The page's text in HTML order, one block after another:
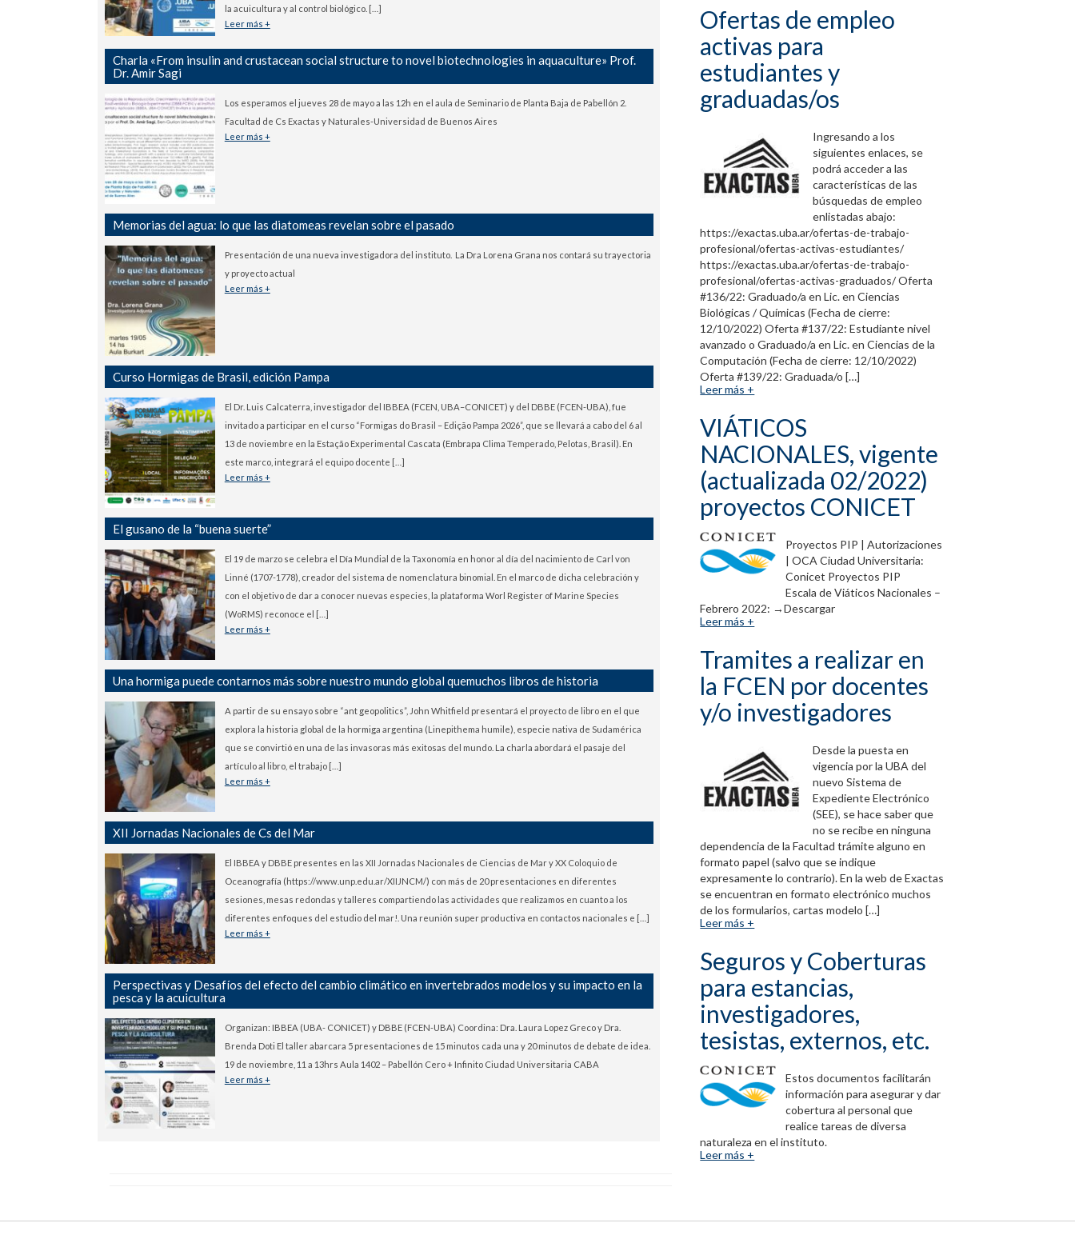
la acuicultura y al control biológico. […]
Leer más +
Charla «From insulin and crustacean social structure to novel biotechnologies in aquaculture» Prof.
Dr. Amir Sagi
Los esperamos el jueves 28 de mayo a las 12h en el aula de Seminario de Planta Baja de Pabellón 2.
Facultad de Cs Exactas y Naturales-Universidad de Buenos Aires
Leer más +
Memorias del agua: lo que las diatomeas revelan sobre el pasado
Presentación de una nueva investigadora del instituto. La Dra Lorena Grana nos contará su trayectoria
y proyecto actual
Leer más +
Curso Hormigas de Brasil, edición Pampa
El Dr. Luis Calcaterra, investigador del IBBEA (FCEN, UBA–CONICET) y del DBBE (FCEN-UBA), fue
invitado a participar en el curso “Formigas do Brasil – Edição Pampa 2026”, que se llevará a cabo del 6 al
13 de noviembre en la Estação Experimental Cascata (Embrapa Clima Temperado, Pelotas, Brasil). En
este marco, integrará el equipo docente […]
Leer más +
El gusano de la “buena suerte”
El 19 de marzo se celebra el Día Mundial de la Taxonomía en honor al día del nacimiento de Carl von
Linné (1707-1778), creador del sistema de nomenclatura binomial. En el marco de dicha celebración y
con el objetivo de dar a conocer nuevas especies, la plataforma Worl Register of Marine Species
(WoRMS) reconoce el […]
Leer más +
Una hormiga puede contarnos más sobre nuestro mundo global quemuchos libros de historia
A partir de su ensayo sobre “ant geopolitics”, John Whitfield presentará el proyecto de libro en el que
explora la historia global de la hormiga argentina (Linepithema humile), especie nativa de Sudamérica
que se convirtió en una de las invasoras más exitosas del mundo. La charla abordará el pasaje del
artículo al libro, el trabajo […]
Leer más +
XII Jornadas Nacionales de Cs del Mar
El IBBEA y DBBE presentes en las XII Jornadas Nacionales de Ciencias de Mar y XX Coloquio de
Oceanografía (https://www.unp.edu.ar/XIIJNCM/) con más de 20 presentaciones en diferentes
sesiones, mesas redondas y talleres compartiendo las actividades que realizamos en cuanto a los
diferentes enfoques del estudio del mar!. Una reunión super productiva en contactos nacionales e […]
Leer más +
Perspectivas y Desafíos del efecto del cambio climático en invertebrados modelos y su impacto en la
pesca y la acuicultura
Organizan: IBBEA (UBA- CONICET) y DBBE (FCEN-UBA) Coordina: Dra. Laura Lopez Greco y Dra.
Brenda Doti El taller abarcara 5 presentaciones de 15 minutos cada una y 20 minutos de debate de idea.
19 de noviembre, 11 a 13hrs Aula 1402 – Pabellón Cero + Infinito Ciudad Universitaria CABA
Leer más +
Ofertas de empleo
activas para
estudiantes y
graduadas/os
Ingresando a los
siguientes enlaces, se
podrá acceder a las
características de las
búsquedas de empleo
enlistadas abajo:
https://exactas.uba.ar/ofertas-de-trabajo-
profesional/ofertas-activas-estudiantes/
https://exactas.uba.ar/ofertas-de-trabajo-
profesional/ofertas-activas-graduados/ Oferta
#136/22: Graduado/a en Lic. en Ciencias
Biológicas / Químicas (Fecha de cierre:
12/10/2022) Oferta #137/22: Estudiante nivel
avanzado o Graduado/a en Lic. en Ciencias de la
Computación (Fecha de cierre: 12/10/2022)
Oferta #139/22: Graduada/o […]
Leer más +
VIÁTICOS
NACIONALES, vigente
(actualizada 02/2022)
proyectos CONICET
Proyectos PIP | Autorizaciones
| OCA Ciudad Universitaria:
Conicet Proyectos PIP
Escala de Viáticos Nacionales –
Febrero 2022: →Descargar
Leer más +
Tramites a realizar en
la FCEN por docentes
y/o investigadores
Desde la puesta en
vigencia por la UBA del
nuevo Sistema de
Expediente Electrónico
(SEE), se hace saber que
no se recibe en ninguna
dependencia de la Facultad trámite alguno en
formato papel (salvo que se indique
expresamente lo contrario). En la web de Exactas
se encuentran en formato electrónico muchos
de los formularios, cartas modelo […]
Leer más +
Seguros y Coberturas
para estancias,
investigadores,
tesistas, externos, etc.
Estos documentos facilitarán
información para asegurar y dar
cobertura al personal que
realice tareas de diversa
naturaleza en el instituto.
Leer más +